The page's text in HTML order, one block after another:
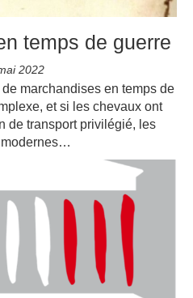
temps de guerre
2022
marchandises en temps de
et si les chevaux ont
de transport privilégié, les